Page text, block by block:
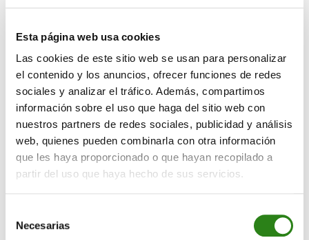
Esta página web usa cookies
Las cookies de este sitio web se usan para personalizar
el contenido y los anuncios, ofrecer funciones de redes
sociales y analizar el tráfico. Además, compartimos
información sobre el uso que haga del sitio web con
nuestros partners de redes sociales, publicidad y análisis
web, quienes pueden combinarla con otra información
que les haya proporcionado o que hayan recopilado a
partir del uso que haya hecho de sus servicios.
Necesarias
más inteligente que tú también dispares: la cosa
Puede que los aranceles sean solo una técnica para
intimidar al contrario, también, y hacer que cedan a las
pretensiones de Trump. De hecho, en diplomacia existe
la “teoría del hombre loco” (en inglés suena mejor,
“madman theory ”): sentarse a negociar con alguien que
crees que puede hacer cosas irracionales (porque le
perjudican a sí mismo, por ejemplo). No debe ser fácil,
y la tendencia a hacer concesiones es mayor. A Trump
aranceles anunciados se quedarán. Por convicción